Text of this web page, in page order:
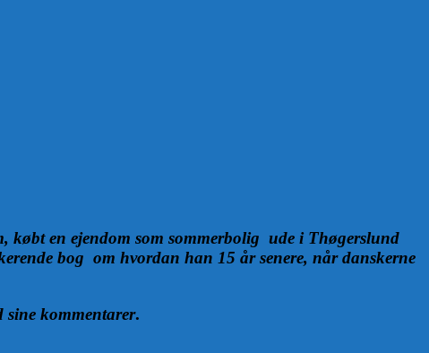
en ejendom som sommerbolig ude i Thøgerslund
bog om hvordan han 15 år senere, når danskerne
sine kommentarer.